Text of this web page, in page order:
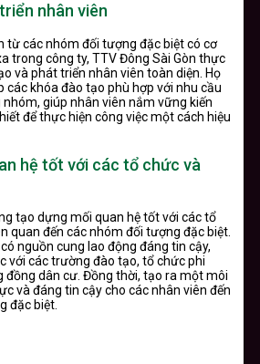
nhân viên
từ các nhóm đối tượng đặc biệt có cơ
trong công ty, TTV Đông Sài Gòn thực
và phát triển nhân viên toàn diện. Họ
các khóa đào tạo phù hợp với nhu cầu
giúp nhân viên nắm vững kiến
để thực hiện công việc một cách hiệu
hệ tốt với các tổ chức và
tạo dựng mối quan hệ tốt với các tổ
quan đến các nhóm đối tượng đặc biệt.
nguồn cung lao động đáng tin cậy,
với các trường đào tạo, tổ chức phi
đồng dân cư. Đồng thời, tạo ra một môi
và đáng tin cậy cho các nhân viên đến
đặc biệt.